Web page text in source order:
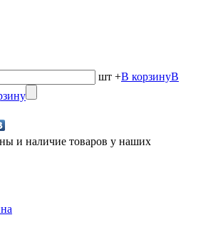
шт +В корзинуВ
и наличие товаров у наших